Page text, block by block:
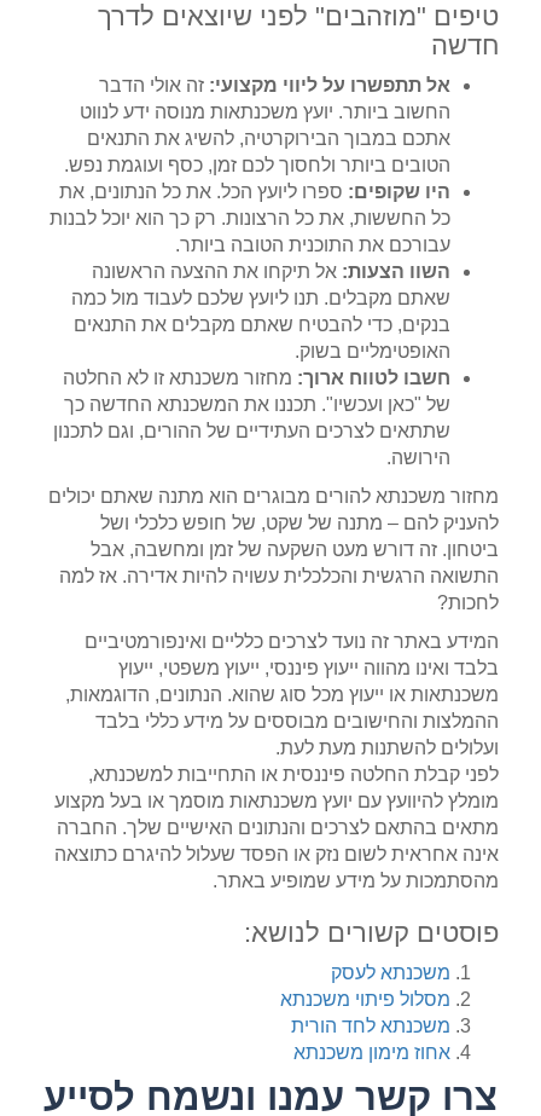
טיפים "מוזהבים" לפני שיוצאים לדרך
חדשה
אל תתפשרו על ליווי מקצועי: זה אולי הדבר
החשוב ביותר. יועץ משכנתאות מנוסה ידע לנווט
אתכם במבוך הבירוקרטיה, להשיג את התנאים
הטובים ביותר ולחסוך לכם זמן, כסף ועוגמת נפש.
היו שקופים: ספרו ליועץ הכל. את כל הנתונים, את
כל החששות, את כל הרצונות. רק כך הוא יוכל לבנות
עבורכם את התוכנית הטובה ביותר.
השוו הצעות: אל תיקחו את ההצעה הראשונה
שאתם מקבלים. תנו ליועץ שלכם לעבוד מול כמה
בנקים, כדי להבטיח שאתם מקבלים את התנאים
האופטימליים בשוק.
חשבו לטווח ארוך: מחזור משכנתא זו לא החלטה
של "כאן ועכשיו". תכננו את המשכנתא החדשה כך
שתתאים לצרכים העתידיים של ההורים, וגם לתכנון
הירושה.
מחזור משכנתא להורים מבוגרים הוא מתנה שאתם יכולים
להעניק להם – מתנה של שקט, של חופש כלכלי ושל
ביטחון. זה דורש מעט השקעה של זמן ומחשבה, אבל
התשואה הרגשית והכלכלית עשויה להיות אדירה. אז למה
לחכות?
המידע באתר זה נועד לצרכים כלליים ואינפורמטיביים
בלבד ואינו מהווה ייעוץ פיננסי, ייעוץ משפטי, ייעוץ
משכנתאות או ייעוץ מכל סוג שהוא. הנתונים, הדוגמאות,
ההמלצות והחישובים מבוססים על מידע כללי בלבד
ועלולים להשתנות מעת לעת.
לפני קבלת החלטה פיננסית או התחייבות למשכנתא,
מומלץ להיוועץ עם יועץ משכנתאות מוסמך או בעל מקצוע
מתאים בהתאם לצרכים והנתונים האישיים שלך. החברה
אינה אחראית לשום נזק או הפסד שעלול להיגרם כתוצאה
מהסתמכות על מידע שמופיע באתר.
פוסטים קשורים לנושא:
משכנתא לעסק
מסלול פיתוי משכנתא
משכנתא לחד הורית
אחוז מימון משכנתא
צרו קשר עמנו ונשמח לסייע